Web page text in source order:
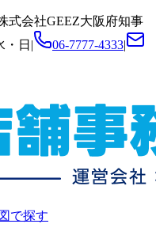
式会社GEEZ大阪府知事
・日 | 06-7777-4333|
で探す